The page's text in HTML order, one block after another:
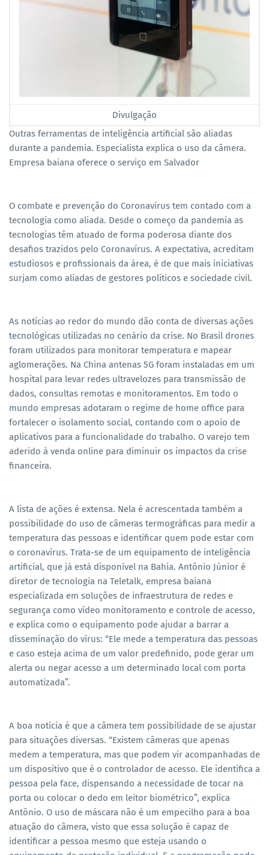
Divulgação
Outras ferramentas de inteligência artificial são aliadas
durante a pandemia. Especialista explica o uso da câmera.
Empresa baiana oferece o serviço em Salvador
O combate e prevenção do Coronavírus tem contado com a
tecnologia como aliada. Desde o começo da pandemia as
tecnologias têm atuado de forma poderosa diante dos
desafios trazidos pelo Coronavírus. A expectativa, acreditam
estudiosos e profissionais da área, é de que mais iniciativas
surjam como aliadas de gestores políticos e sociedade civil.
As notícias ao redor do mundo dão conta de diversas ações
tecnológicas utilizadas no cenário da crise. No Brasil drones
foram utilizados para monitorar temperatura e mapear
aglomerações. Na China antenas 5G foram instaladas em um
hospital para levar redes ultravelozes para transmissão de
dados, consultas remotas e monitoramentos. Em todo o
mundo empresas adotaram o regime de home office para
fortalecer o isolamento social, contando com o apoio de
aplicativos para a funcionalidade do trabalho. O varejo tem
aderido à venda online para diminuir os impactos da crise
financeira.
A lista de ações é extensa. Nela é acrescentada também a
possibilidade do uso de câmeras termográficas para medir a
temperatura das pessoas e identificar quem pode estar com
o coronavírus. Trata-se de um equipamento de inteligência
artificial, que já está disponível na Bahia. Antônio Júnior é
diretor de tecnologia na Teletalk, empresa baiana
especializada em soluções de infraestrutura de redes e
segurança como vídeo monitoramento e controle de acesso,
e explica como o equipamento pode ajudar a barrar a
disseminação do vírus: “Ele mede a temperatura das pessoas
e caso esteja acima de um valor predefinido, pode gerar um
alerta ou negar acesso a um determinado local com porta
automatizada”.
A boa notícia é que a câmera tem possibilidade de se ajustar
para situações diversas. “Existem câmeras que apenas
medem a temperatura, mas que podem vir acompanhadas de
um dispositivo que é o controlador de acesso. Ele identifica a
pessoa pela face, dispensando a necessidade de tocar na
porta ou colocar o dedo em leitor biométrico”, explica
Antônio. O uso de máscara não é um empecilho para a boa
atuação do câmera, visto que essa solução é capaz de
identificar a pessoa mesmo que esteja usando o